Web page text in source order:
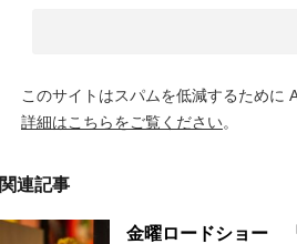
このサイトはスパムを低減するために
詳細はこちらをご覧ください。
関連記事
金曜ロードショー